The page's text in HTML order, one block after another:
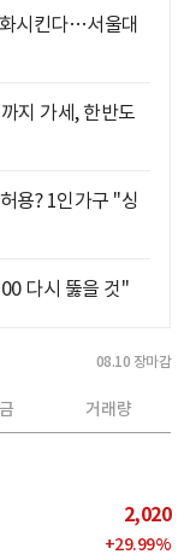
시킨다…서울대
지 가세, 한반도
용? 1인가구 "싱
다시 뚫을 것"
08.10 장마감
거래량
2,020
+29.99%